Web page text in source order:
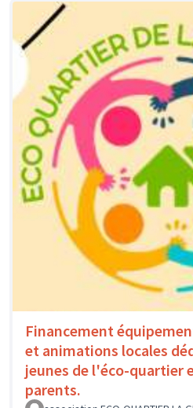
Financement
et animations locales
jeunes de l'éco-quartier
parents.